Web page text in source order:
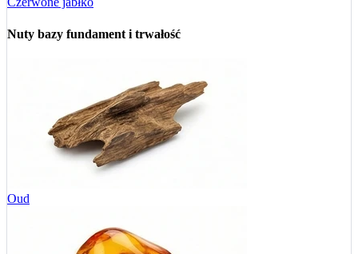
Nuty bazy fundament i trwałość
Oud